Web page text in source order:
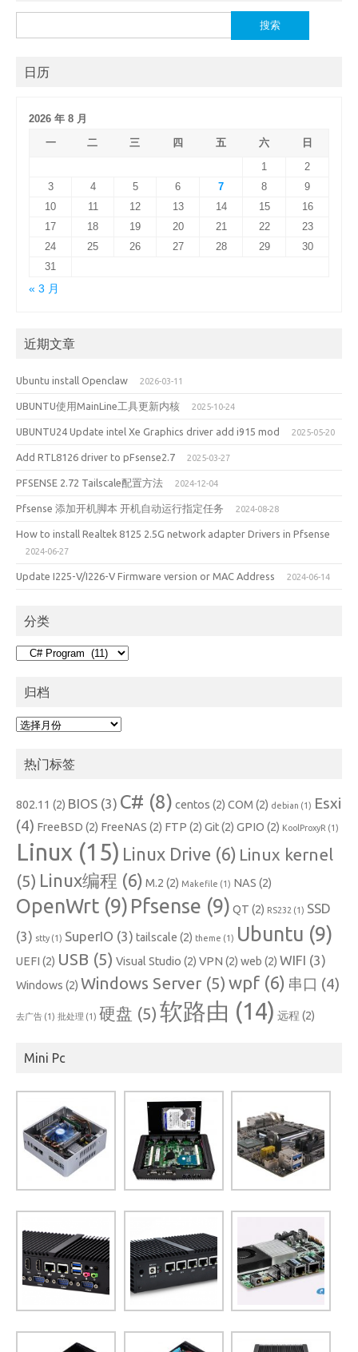
索：
日历
2026 年 8 月
一
二 三 四 五 六
日
1
2
3
4 5 6 7 8
9
10
11 12 13 14 15
16
17
18 19 20 21 22
23
24
25 26 27 28 29
30
31
« 3 月
近期文章
Ubuntu install Openclaw 2026-03-11
UBUNTU使用MainLine工具更新内核 2025-10-24
UBUNTU24 Update intel Xe Graphics driver add i915 mod 2025-05-20
Add RTL8126 driver to pFsense2.7 2025-03-27
PFSENSE 2.72 Tailscale配置方法 2024-12-04
Pfsense 添加开机脚本 开机自动运行指定任务 2024-08-28
How to install Realtek 8125 2.5G network adapter Drivers in Pfsense
2024-06-27
Update I225-V/I226-V Firmware version or MAC Address 2024-06-14
分类
归档
归
热门标签
802.11 (2) BIOS (3) C# (8) centos (2) COM (2) debian (1) Esxi
(4) FreeBSD (2) FreeNAS (2) FTP (2) Git(2) GPIO (2) KoolProxyR (1)
Linux (15) Linux Drive (6) Linux kernel
(5) Linux编程 (6) M.2 (2) Makefile (1) NAS (2)
OpenWrt (9) Pfsense (9) QT (2) RS232 (1) SSD
(3) stty (1) SuperIO (3) tailscale (2) theme (1) Ubuntu (9)
UEFI (2) USB (5) Visual Studio (2) VPN (2) web (2) WIFI (3)
Windows (2) Windows Server (5) wpf (6) 串口 (4)
去广告 (1) 批处理 (1) 硬盘 (5) 软路由 (14) 远程 (2)
Mini Pc